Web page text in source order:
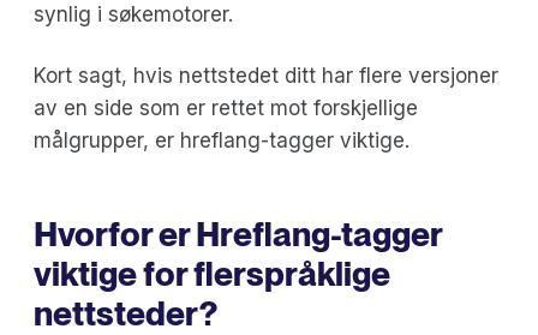
synlig i søkemotorer.
Kort sagt, hvis nettstedet ditt har flere versjoner
av en side som er rettet mot forskjellige
målgrupper, er hreflang-tagger viktige.
Hvorfor er Hreflang-tagger
viktige for flerspråklige
nettsteder?